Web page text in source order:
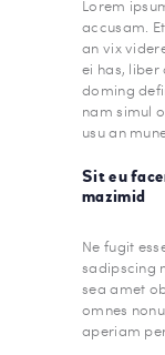
Lorem
accusam.
an vix
ei has, liber
doming
nam simul
usu an
Sit eu
mazimid
Ne fugit
sadipscing
sea amet
omnes
aperiam